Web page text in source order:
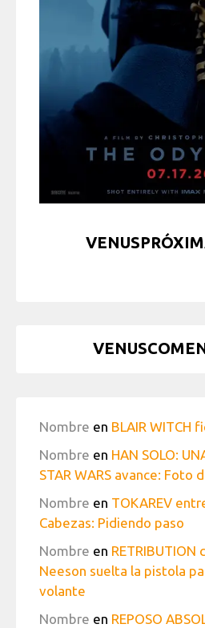
Nombre en BLAIR WITCH
Nombre en HAN SOLO:
STAR WARS avance: Foto
Nombre en TOKAREV
Cabezas: Pidiendo paso
Nombre en RETRIBUTION
Neeson suelta la pistola
volante
Nombre en REPOSO